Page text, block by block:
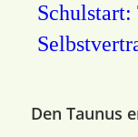
Den Taunus